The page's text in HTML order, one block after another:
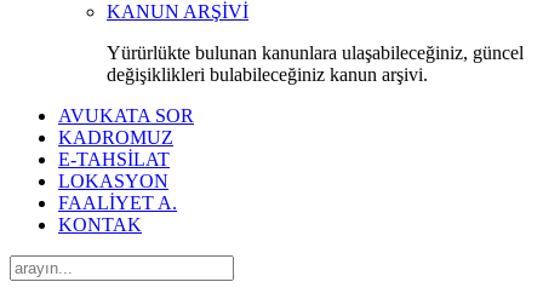
KANUN ARŞİVİ
Yürürlükte bulunan kanunlara ulaşabileceğiniz, güncel
değişiklikleri bulabileceğiniz kanun arşivi.
AVUKATA SOR
KADROMUZ
E-TAHSİLAT
LOKASYON
FAALİYET A.
KONTAK